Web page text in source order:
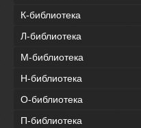
К-библиотека
Л-библиотека
М-библиотека
Н-библиотека
О-библиотека
П-библиотека